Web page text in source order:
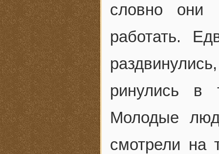
словно они
работать.
ринулись в
Молодые
смотрели на